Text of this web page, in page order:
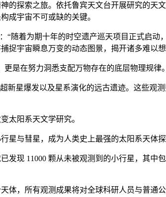
的探索之旅。依托鲁宾天文台开展研究的
成宇宙不可或缺的关键。
“随着为期十年的时空遗产巡天项目正式启
捉宇宙瞬息万变的动态图景，揭开诸多难以
是在努力洞悉支配万物存在的底层物理规律
新星爆发以及星系演化的远古遗迹。这些
太阳系天文学研究。
星与彗星，成为人类史上最强的太阳系天体
发现 11000 颗从未被观测到的小行星，其中
体，所有观测成果将对全球科研人员与普通